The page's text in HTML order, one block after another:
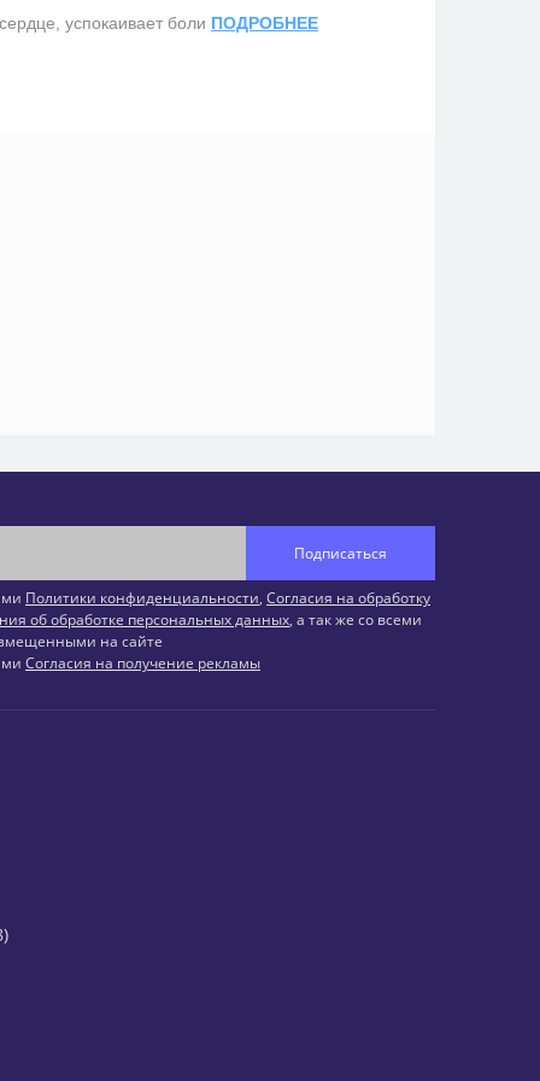
успокаивает боли ПОДРОБНЕЕ
Подписаться
Политики конфиденциальности, Согласия на обработку
об обработке персональных данных, а так же со всеми
на сайте
Согласия на получение рекламы